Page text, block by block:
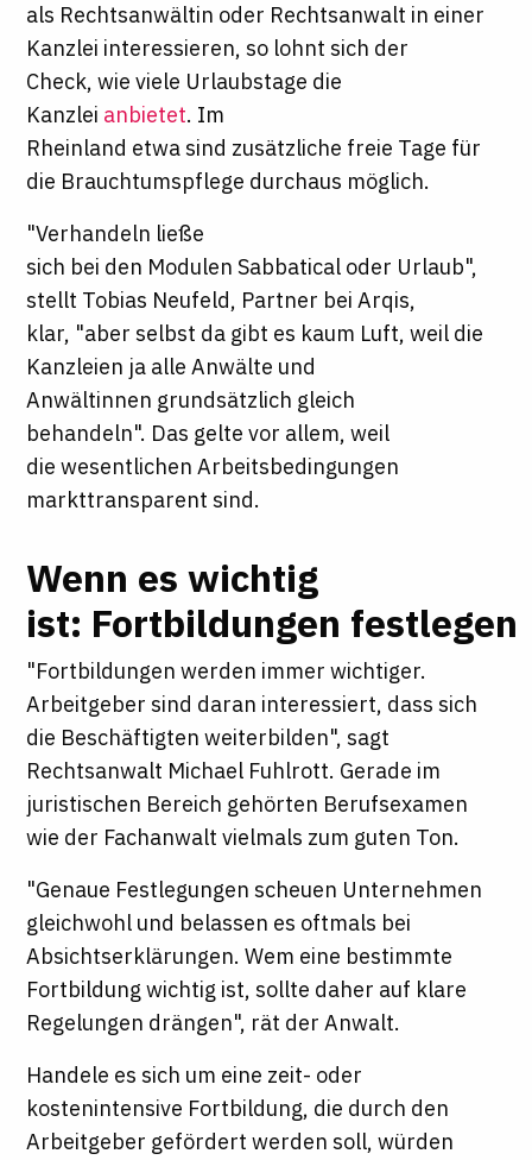
als Rechtsanwältin oder Rechtsanwalt in einer
Kanzlei interessieren, so lohnt sich der
Check, wie viele Urlaubstage die
Kanzlei anbietet. Im
Rheinland etwa sind zusätzliche freie Tage für
die Brauchtumspflege durchaus möglich.
"Verhandeln ließe
sich bei den Modulen Sabbatical oder Urlaub",
stellt Tobias Neufeld, Partner bei Arqis,
klar, "aber selbst da gibt es kaum Luft, weil die
Kanzleien ja alle Anwälte und
Anwältinnen grundsätzlich gleich
behandeln". Das gelte vor allem, weil
die wesentlichen Arbeitsbedingungen
markttransparent sind.
Wenn es wichtig
ist: Fortbildungen festlegen
"Fortbildungen werden immer wichtiger.
Arbeitgeber sind daran interessiert, dass sich
die Beschäftigten weiterbilden", sagt
Rechtsanwalt Michael Fuhlrott. Gerade im
juristischen Bereich gehörten Berufsexamen
wie der Fachanwalt vielmals zum guten Ton.
"Genaue Festlegungen scheuen Unternehmen
gleichwohl und belassen es oftmals bei
Absichtserklärungen. Wem eine bestimmte
Fortbildung wichtig ist, sollte daher auf klare
Regelungen drängen", rät der Anwalt.
Handele es sich um eine zeit- oder
kostenintensive Fortbildung, die durch den
Arbeitgeber gefördert werden soll, würden